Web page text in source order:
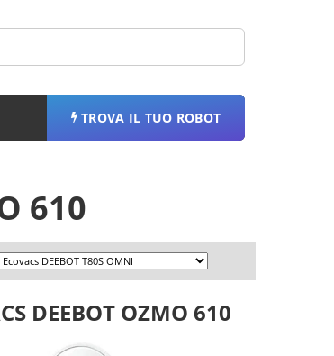
TROVA IL TUO ROBOT
610
DEEBOT OZMO 610